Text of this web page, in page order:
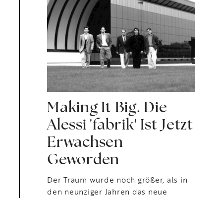
Making It Big. Die
Alessi 'fabrik' Ist Jetzt
Erwachsen
Geworden
Der Traum wurde noch größer, als in
den neunziger Jahren das neue